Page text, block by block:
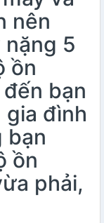
nên
5
ồn
bạn
đình
bạn
ồn
phải,